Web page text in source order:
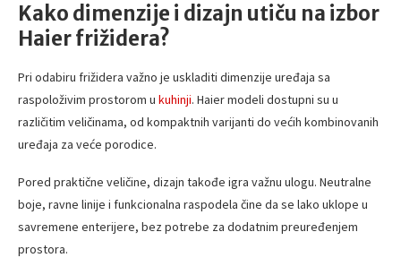
Kako dimenzije i dizajn utiču na izbor
Haier frižidera?
Pri odabiru frižidera važno je uskladiti dimenzije uređaja sa
raspoloživim prostorom u kuhinji. Haier modeli dostupni su u
različitim veličinama, od kompaktnih varijanti do većih kombinovanih
uređaja za veće porodice.
Pored praktične veličine, dizajn takođe igra važnu ulogu. Neutralne
boje, ravne linije i funkcionalna raspodela čine da se lako uklope u
savremene enterijere, bez potrebe za dodatnim preuređenjem
prostora.